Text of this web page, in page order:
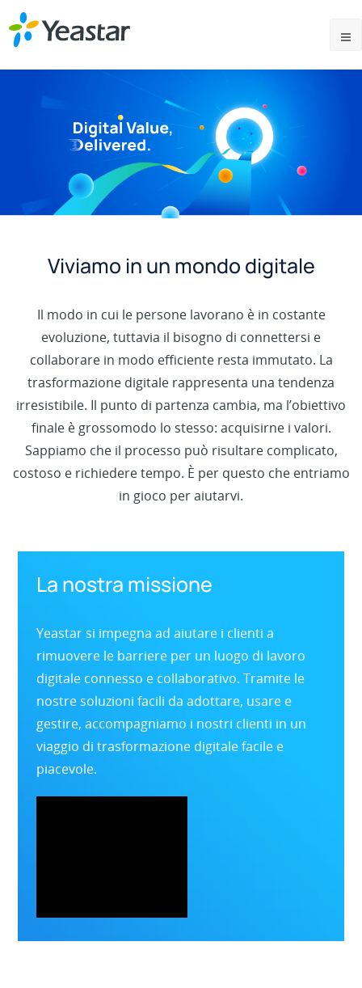
Viviamo in un mondo digitale
Il modo in cui le persone lavorano è in costante
evoluzione, tuttavia il bisogno di connettersi e
collaborare in modo efficiente resta immutato. La
trasformazione digitale rappresenta una tendenza
irresistibile. Il punto di partenza cambia, ma l’obiettivo
finale è grossomodo lo stesso: acquisirne i valori.
Sappiamo che il processo può risultare complicato,
costoso e richiedere tempo. È per questo che entriamo
in gioco per aiutarvi.
La nostra missione
Yeastar si impegna ad aiutare i clienti a
rimuovere le barriere per un luogo di lavoro
digitale connesso e collaborativo. Tramite le
nostre soluzioni facili da adottare, usare e
gestire, accompagniamo i nostri clienti in un
viaggio di trasformazione digitale facile e
piacevole.